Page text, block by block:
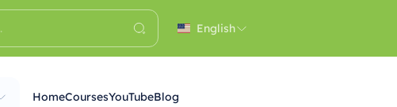
English
HomeCoursesYouTubeBlog